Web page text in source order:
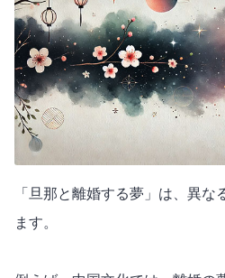
「旦那と離婚する夢」は、異な
ます。